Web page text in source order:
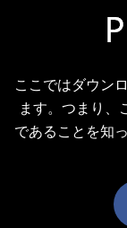
ここではダウン
ます。つまり、
であることを知